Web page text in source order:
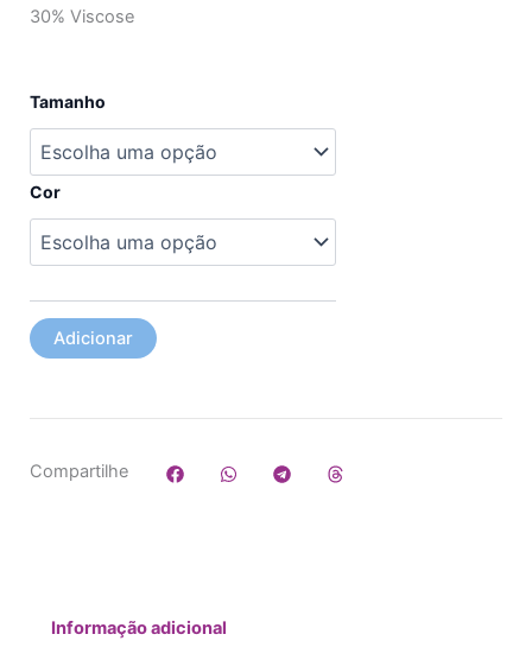
30% Viscose
Tamanho
Cor
Quantidade
Casaco
Adicionar
Compartilhe
Informação adicional